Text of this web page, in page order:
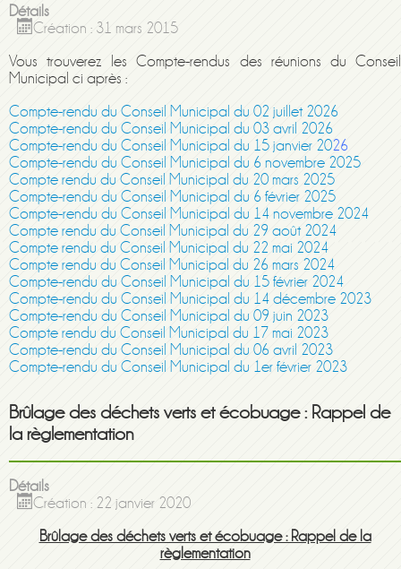
Détails
Création : 31 mars 2015
Vous trouverez les Compte-rendus des réunions du Conseil
Municipal ci après :
Compte-rendu du Conseil Municipal du 02 juillet 2026
Compte-rendu du Conseil Municipal du 03 avril 2026
Compte-rendu du Conseil Municipal du 15 janvier 2026
Compte-rendu du Conseil Municipal du 6 novembre 2025
Compte rendu du Conseil Municipal du 20 mars 2025
Compte-rendu du Conseil Municipal du 6 février 2025
Compte-rendu du Conseil Municipal du 14 novembre 2024
Compte rendu du Conseil Municipal du 29 août 2024
Compte rendu du Conseil Municipal du 22 mai 2024
Compte rendu du Conseil Municipal du 26 mars 2024
Compte-rendu du Conseil Municipal du 15 février 2024
Compte-rendu du Conseil Municipal du 14 décembre 2023
Compte-rendu du Conseil Municipal du 09 juin 2023
Compte rendu du Conseil Municipal du 17 mai 2023
Compte-rendu du Conseil Municipal du 06 avril 2023
Compte-rendu du Conseil Municipal du 1er février 2023
Brûlage des déchets verts et écobuage : Rappel de
la règlementation
Détails
Création : 22 janvier 2020
Brûlage des déchets verts et écobuage : Rappel de la
règlementation